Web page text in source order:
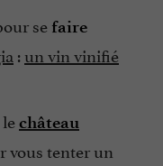
se faire
:un vin vinifié
château
vous tenter un